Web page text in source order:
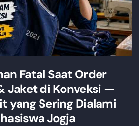
Fatal Saat Order
Jaket di Konveksi —
yang Sering Dialami
Jogja